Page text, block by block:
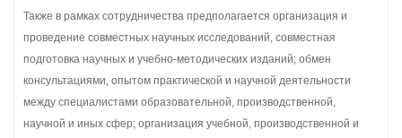
Также в рамках сотрудничества предполагается организация и
проведение совместных научных исследований, совместная
подготовка научных и учебно-методических изданий; обмен
консультациями, опытом практической и научной деятельности
между специалистами образовательной, производственной,
научной и иных сфер; организация учебной, производственной и